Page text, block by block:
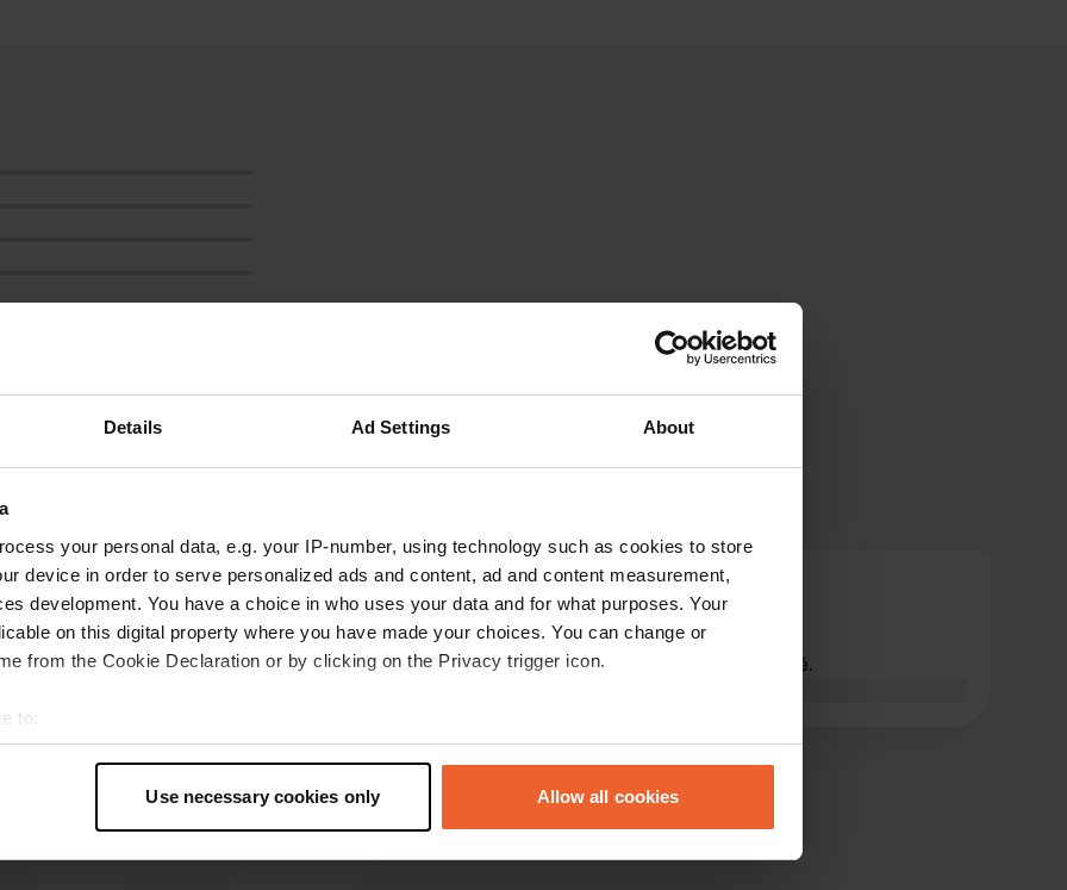
Details Ad Settings About
your personal data, e.g. your IP-number, using technology such as cookies to store
device in order to serve personalized ads and content, ad and content measurement,
development. You have a choice in who uses your data and for what purposes. Your
on this digital property where you have made your choices. You can change or
from the Cookie Declaration or by clicking on the Privacy trigger icon.
to:
geographical location which can be accurate to within several meters
personal data is processed and set your preferences in the
Use necessary cookies only Allow all cookies
Montre plus
avis
G Gerrit710
Le site sera de nouveau accessible à partir du 7
Traduit par GoogleAfficher l'original
g
mars 2026
À ce jour, il est toujours fermé.